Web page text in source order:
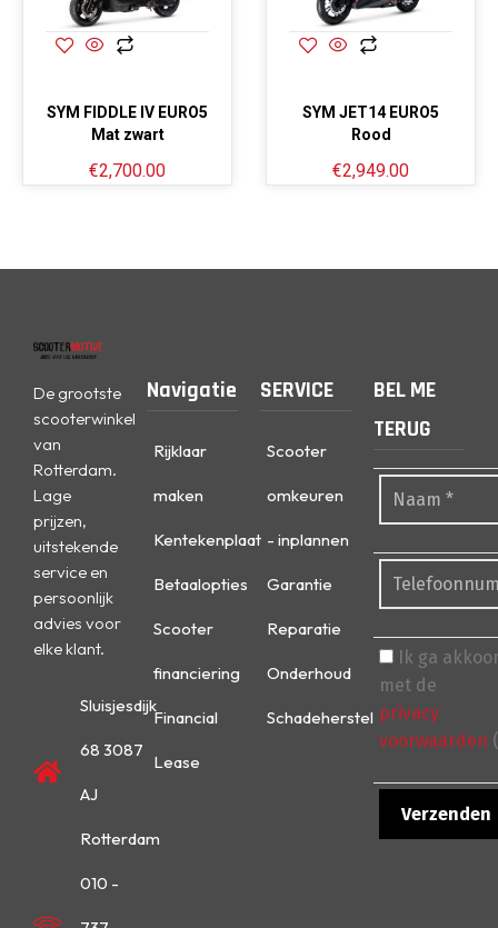
SYM FIDDLE IV EURO5
Mat zwart
€2,700.00
SYM JET14 EURO5
Rood
€2,949.00
De grootste
scooterwinkel
van
Rotterdam.
Lage
prijzen,
uitstekende
service en
persoonlijk
advies voor
elke klant.
Sluisjesdijk
68 3087
AJ
Rotterdam
010 -
Navigatie
Rijklaar
maken
Kentekenplaat
Betaalopties
Scooter
financiering
Financial
Lease
SERVICE
Scooter
omkeuren
- inplannen
Garantie
Reparatie
Onderhoud
Schadeherstel
BEL ME
TERUG
Ik ga
met de
privacy
voorwaarden